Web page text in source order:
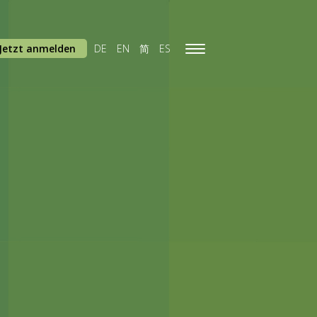
Toggle
anmelden DE EN 简 ES